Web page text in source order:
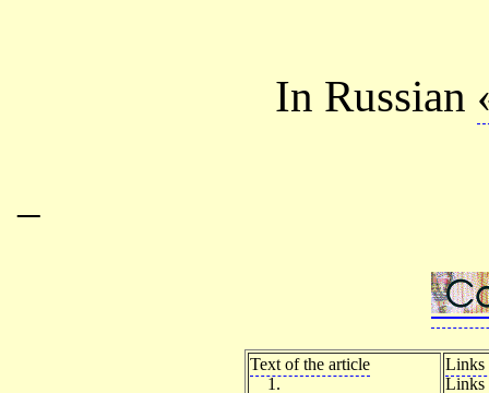
In Russian
–
Text of the article
1.
Links
Links